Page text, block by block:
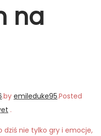
na
.by emileduke95.Posted
.
dziś nie tylko gry i emocje,